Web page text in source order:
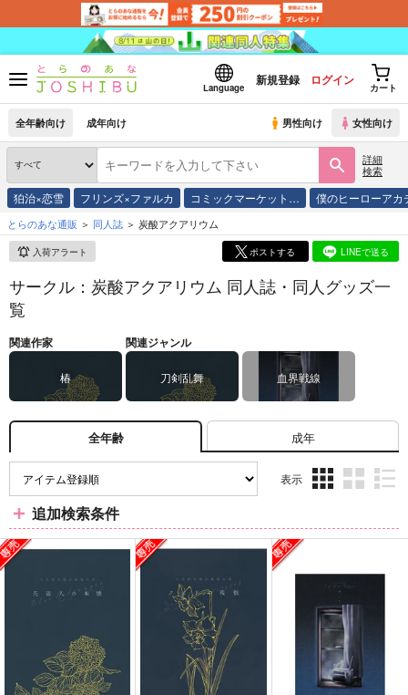
Language
新規登録 ログイン
カート
全年齢向け 成年向け 男性向け 女性向け
詳細
検索
狛治×恋雪 フリンズ×ファルカ コミックマーケット… 僕のヒーローア
とらのあな通販 同人誌 炭酸アクアリウム
入荷アラート ポストする LINEで送る
サークル：炭酸アクアリウム 同人誌・同人グッズ一
覧
関連作家
椿
関連ジャンル
刀剣乱舞 血界戦線
全年齢 成年
表示
ム
表
ム
表
ム
表
追加検索条件